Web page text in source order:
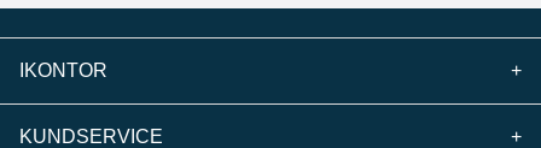
IKONTOR +
KUNDSERVICE +